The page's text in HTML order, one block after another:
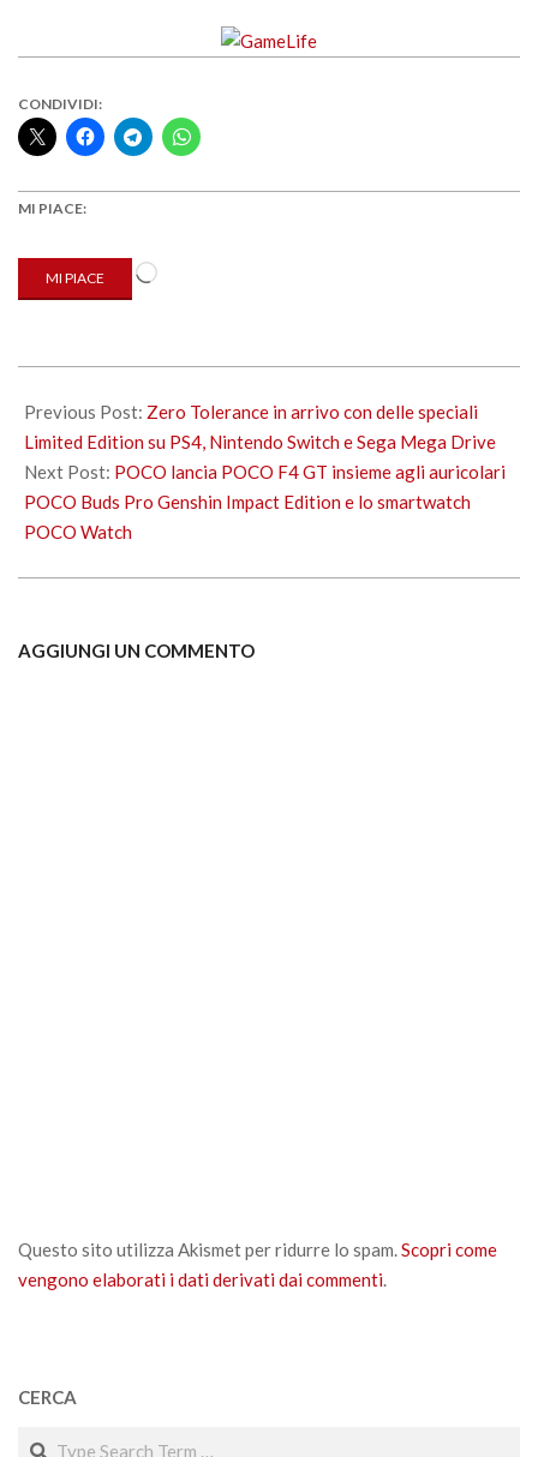
CONDIVIDI:
MI PIACE:
MI PIACE
Caricamento
04-
26
Previous Post: Zero Tolerance in arrivo con delle speciali
Limited Edition su PS4, Nintendo Switch e Sega Mega Drive
Next Post: POCO lancia POCO F4 GT insieme agli auricolari
POCO Buds Pro Genshin Impact Edition e lo smartwatch
POCO Watch
AGGIUNGI UN COMMENTO
Questo sito utilizza Akismet per ridurre lo spam.Scopri come
vengono elaborati i dati derivati dai commenti.
CERCA
Search